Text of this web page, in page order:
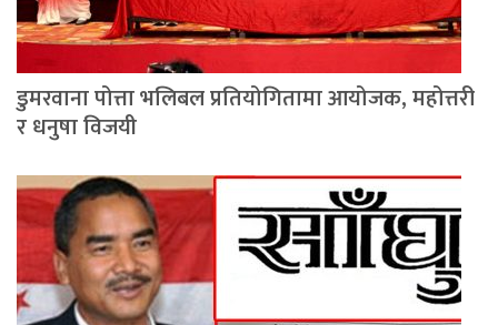
डुमरवाना पोत्ता भलिबल प्रतियोगितामा आयोजक, महोत्तरी
र धनुषा विजयी